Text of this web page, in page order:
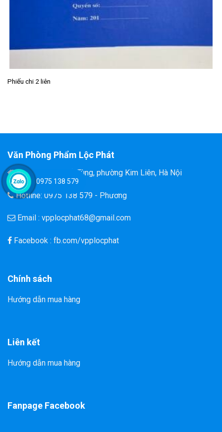
Phiếu chi 2 liên
Văn Phòng Phẩm Lộc Phát
Đ/C: 58 Tôn Thất Tùng, phường Kim Liên, Hà Nội
Hotline: 0975 138 579 - Phương
Email : vpplocphat68@gmail.com
Facebook : fb.com/vpplocphat
Chính sách
Hướng dẫn mua hàng
Liên kết
Hướng dẫn mua hàng
Fanpage Facebook
0975 138 579